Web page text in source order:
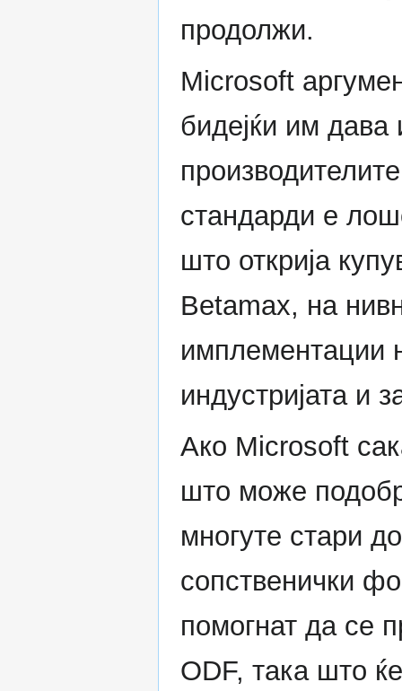
продолжи.
Microsoft
бидејќи им
стандарди е
што открија
Betamax, на
имплементации
индустријата и
Ако Microsoft
што може
многуте стари
сопственички
помогнат да се
ODF, така што